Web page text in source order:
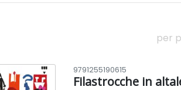
per
9791255190615
Filastrocche in